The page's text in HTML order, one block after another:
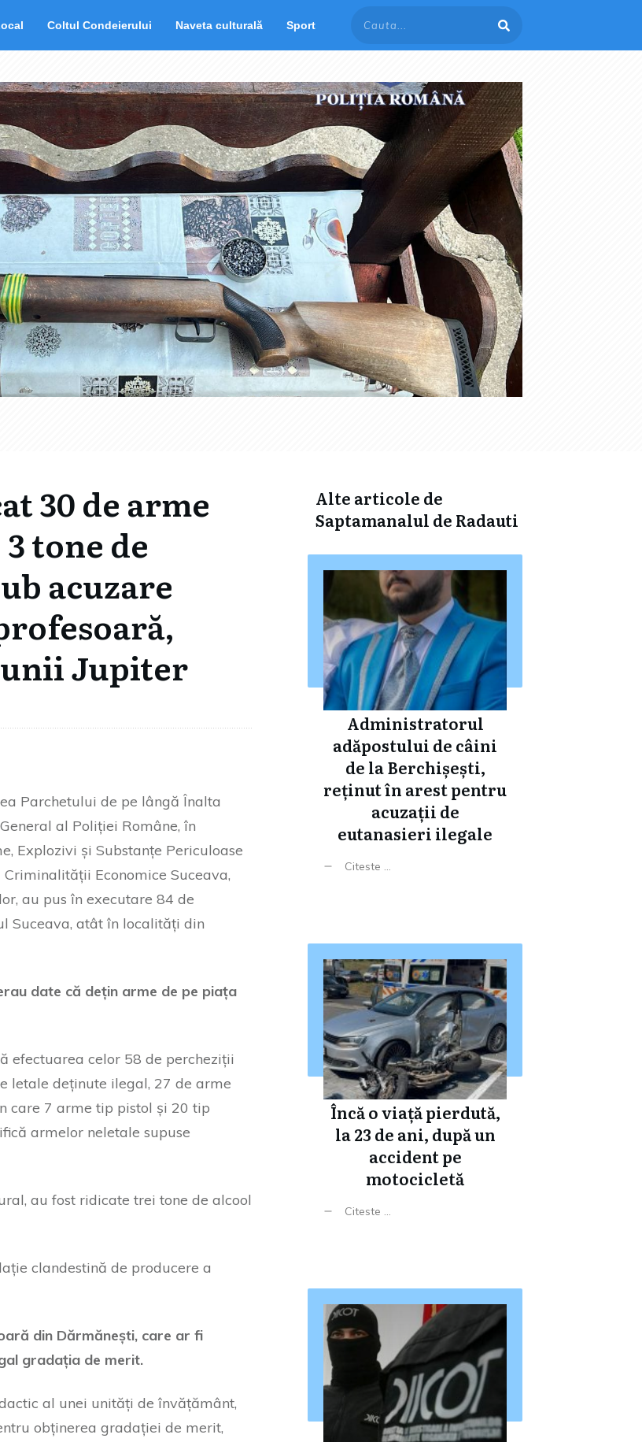
Coltul Condeierului Naveta culturală Sport
30 de arme
tone de
acuzare
Jupiter
Parchetului de pe lângă Înalta
al Poliției Române, în
Explozivi și Substanțe Periculoase
Economice Suceava,
au pus în executare 84 de
Suceava, atât în localități din
date că dețin arme de pe piața
efectuarea celor 58 de percheziții
letale deținute ilegal, 27 de arme
care 7 arme tip pistol și 20 tip
armelor neletale supuse
au fost ridicate trei tone de alcool
clandestină de producere a
din Dărmănești, care ar fi
gradația de merit.
al unei unități de învățământ,
obținerea gradației de merit,
Alte articole de
Saptamanalul de Radauti
Administratorul
adăpostului de câini
de la Berchișești,
reținut în arest pentru
acuzații de
eutanasieri ilegale
Citeste ...
Încă o viață pierdută,
la 23 de ani, după un
accident pe
motocicletă
Citeste ...